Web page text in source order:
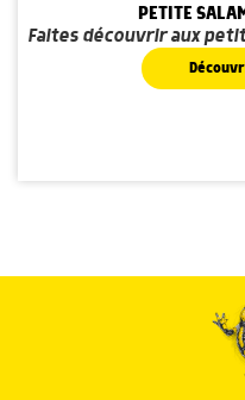
PETITE
Faites découvrir aux